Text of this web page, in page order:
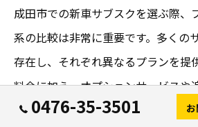
成田市での新車サブスクを選ぶ際、
系の比較は非常に重要です。多くの
存在し、それぞれ異なるプランを提
料金に加え、オプションサービスや
っかりと確認することが求められま
0476-35-3501